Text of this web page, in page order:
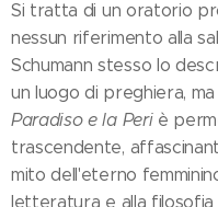
Si tratta di un oratorio
nessun riferimento alla
Schumann stesso lo
un luogo di preghiera,
Paradiso e la Periè
trascendente,
mito dell'eterno
letteratura e alla filosofia